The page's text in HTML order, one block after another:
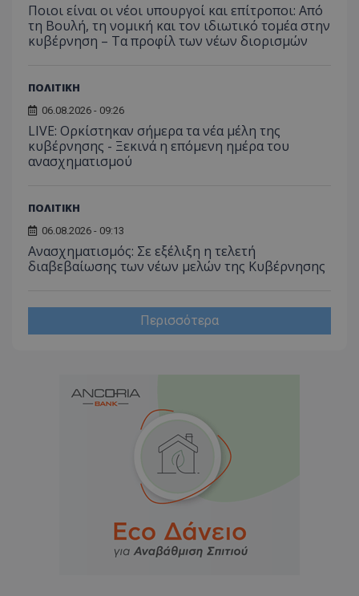
Ποιοι είναι οι νέοι υπουργοί και επίτροποι: Από
τη Βουλή, τη νομική και τον ιδιωτικό τομέα στην
κυβέρνηση – Τα προφίλ των νέων διορισμών
ΠΟΛΙΤΙΚΗ
06.08.2026 - 09:26
LIVE: Ορκίστηκαν σήμερα τα νέα μέλη της
κυβέρνησης - Ξεκινά η επόμενη ημέρα του
ανασχηματισμού
ΠΟΛΙΤΙΚΗ
06.08.2026 - 09:13
Ανασχηματισμός: Σε εξέλιξη η τελετή
διαβεβαίωσης των νέων μελών της Κυβέρνησης
Περισσότερα